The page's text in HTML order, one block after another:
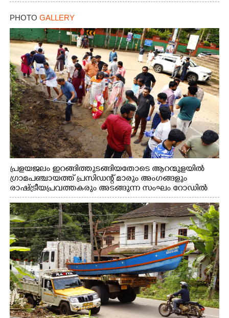
PHOTO GALLERY
പ്രളയജലം ഇറങ്ങിത്തുടങ്ങിയതോടെ ആറന്മുളയിൽ
ഗ്രാമപഞ്ചായത്ത് പ്രസിഡന്റ് മാരും അംഗങ്ങളും
രാഷ്ട്രീയപ്രവത്തകരും അടങ്ങുന്ന സംഘം റോഡിൽ
അടിഞ്ഞ് കൂടിയ ചെളിയും മണ്ണും മറ്റ് മാലിന്യങ്ങളും
നീക്കം ചെയ്യുന്നു.